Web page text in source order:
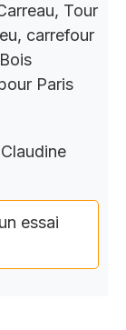
Tour
carrefour
Paris
essai